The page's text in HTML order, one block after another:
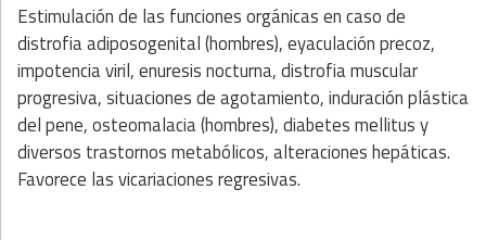
Estimulación de las funciones orgánicas en caso de
distrofia adiposogenital (hombres), eyaculación precoz,
impotencia viril, enuresis nocturna, distrofia muscular
progresiva, situaciones de agotamiento, induración plástica
del pene, osteomalacia (hombres), diabetes mellitus y
diversos trastornos metabólicos, alteraciones hepáticas.
Favorece las vicariaciones regresivas.